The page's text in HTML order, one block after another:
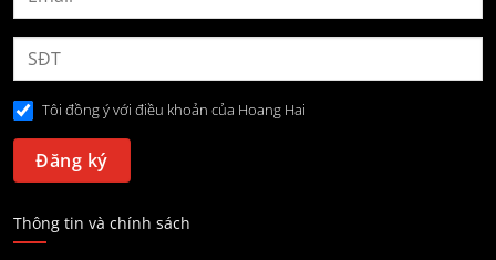
Tôi đồng ý với điều khoản của Hoang Hai
Thông tin và chính sách